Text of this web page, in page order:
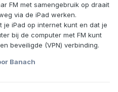
FM met samengebruik op draait
via de iPad werken.
je iPad op internet kunt en dat je
bij de computer met FM kunt
beveiligde (VPN) verbinding.
Banach